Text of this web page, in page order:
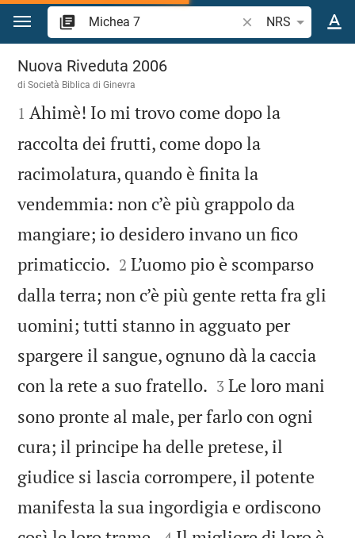
Vai al contenuto
Ricerca verso
NRS
Michea 7
Nuova Riveduta 2006
di Società Biblica di Ginevra

1 Ahimè! Io mi trovo come dopo la
raccolta dei frutti, come dopo la
racimolatura, quando è finita la
vendemmia: non c’è più grappolo da
mangiare; io desidero invano un fico
primaticcio. 

2 L’uomo pio è scomparso
dalla terra; non c’è più gente retta fra gli
uomini; tutti stanno in agguato per
spargere il sangue, ognuno dà la caccia
con la rete a suo fratello. 

3 Le loro mani
sono pronte al male, per farlo con ogni
cura; il principe ha delle pretese, il
giudice si lascia corrompere, il potente
manifesta la sua ingordigia e ordiscono